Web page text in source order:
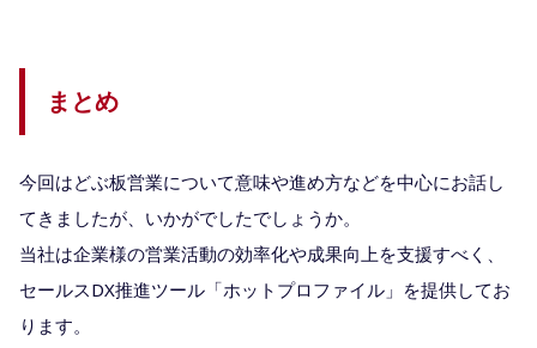
まとめ
今回はどぶ板営業について意味や進め方などを中心にお話し
てきましたが、いかがでしたでしょうか。
当社は企業様の営業活動の効率化や成果向上を支援すべく、
セールスDX推進ツール「ホットプロファイル」を提供してお
ります。